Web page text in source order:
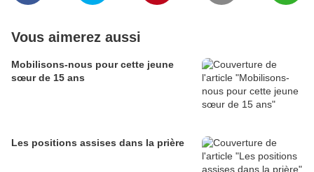
Vous aimerez aussi
Mobilisons-nous pour cette jeune
sœur de 15 ans
Les positions assises dans la prière